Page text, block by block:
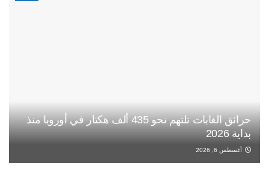
حرائق الغابات تلتهم نحو 435 ألف هكتار في أوروبا منذ
بداية 2026
أغسطس 6, 2026